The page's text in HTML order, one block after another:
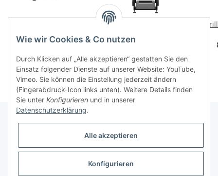
570 G Pro
799,00 CHF*
Gas-Kugelgrill AMBRI
499,00 CHF
Gesetzliche Informationen
Wie wir Cookies & Co nutzen
Durch Klicken auf „Alle akzeptieren“ gestatten Sie den
Einsatz folgender Dienste auf unserer Website: YouTube,
Vimeo. Sie können die Einstellung jederzeit ändern
(Fingerabdruck-Icon links unten). Weitere Details finden
Sie unter Konfigurieren und in unserer
Datenschutzerklärung.
Alle akzeptieren
Konfigurieren